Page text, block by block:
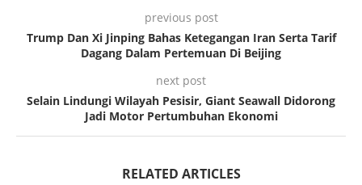
previous post
Trump Dan Xi Jinping Bahas Ketegangan Iran Serta Tarif
Dagang Dalam Pertemuan Di Beijing
next post
Selain Lindungi Wilayah Pesisir, Giant Seawall Didorong
Jadi Motor Pertumbuhan Ekonomi
RELATED ARTICLES